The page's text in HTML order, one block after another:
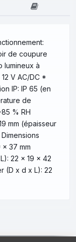
de coupure
lumineux à
V AC/DC *
IP: IP 65 (en
de
% RH
mm (épaisseur
37 mm
22 x 19 x 42
(D x d x L): 22